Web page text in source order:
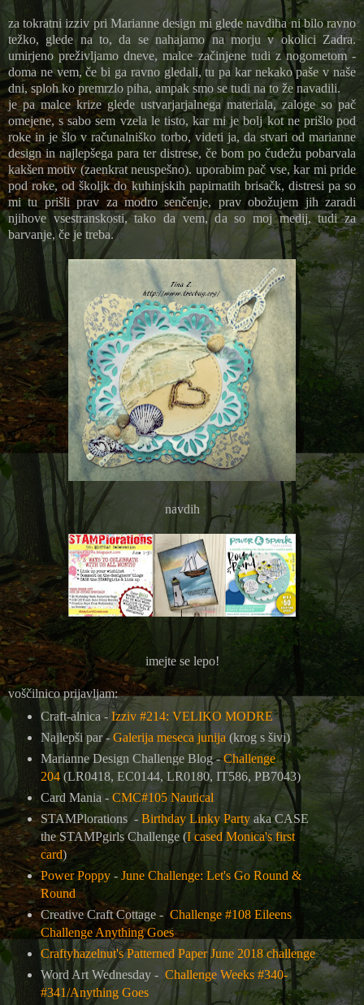
za tokratni izziv pri Marianne design mi glede navdiha ni bilo ravno
težko, glede na to, da se nahajamo na morju v okolici Zadra.
umirjeno preživljamo dneve, malce začinjene tudi z nogometom -
doma ne vem, če bi ga ravno gledali, tu pa kar nekako paše v naše
dni, sploh ko premrzlo piha, ampak smo se tudi na to že navadili.
je pa malce krize glede ustvarjarjalnega materiala, zaloge so pač
omejene, s sabo sem vzela le tisto, kar mi je bolj kot ne prišlo pod
roke in je šlo v računalniško torbo, videti ja, da stvari od marianne
design in najlepšega para ter distrese, če bom po čudežu pobarvala
kakšen motiv (zaenkrat neuspešno). uporabim pač vse, kar mi pride
pod roke, od školjk do kuhinjskih papirnatih brisačk, distresi pa so
mi tu prišli prav za modro senčenje, prav obožujem jih zaradi
njihove vsestranskosti, tako da vem, da so moj medij, tudi za
barvanje, če je treba.
navdih
imejte se lepo!
voščilnico prijavljam:
Craft-alnica -Izziv #214: VELIKO MODRE
Najlepši par -Galerija meseca junija(krog s šivi)
Marianne Design Challenge Blog -Challenge
204(LR0418, EC0144, LR0180, IT586, PB7043)
Card Mania - CMC#105 Nautical
STAMPlorations - Birthday Linky Partyaka CASE
the STAMPgirls Challenge (I cased Monica's first
card)
Power Poppy- June Challenge: Let's Go Round &
Round
Creative Craft Cottage - Challenge #108 Eileens
Challenge Anything Goes
Craftyhazelnut's Patterned Paper June 2018 challenge
Word Art Wednesday - Challenge Weeks #340-
#341/Anything Goes